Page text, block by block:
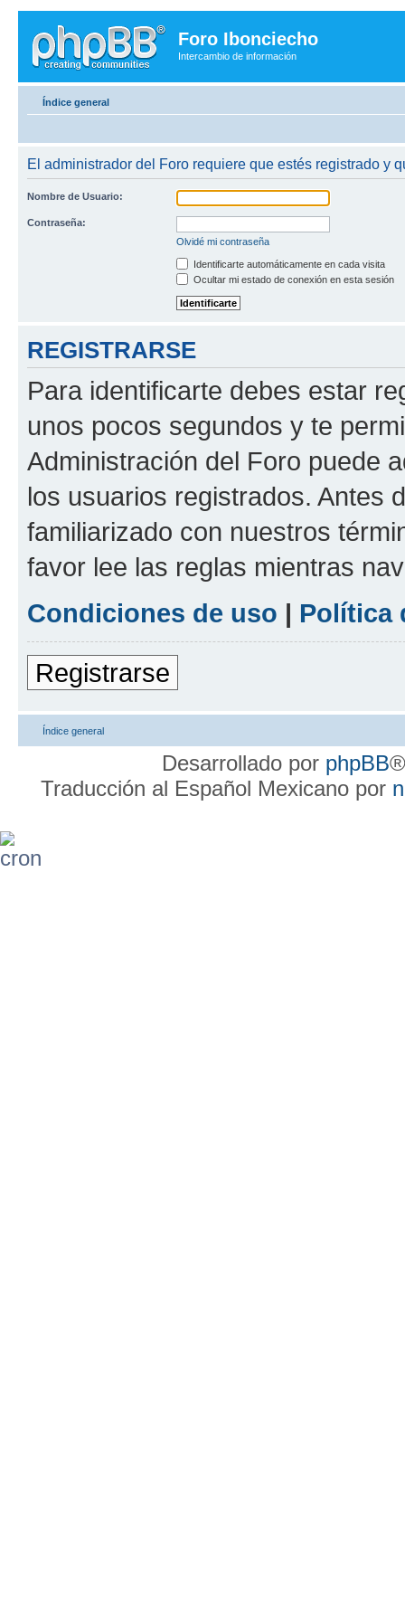
Foro Ibonciecho
Intercambio de información
Índice general
El administrador del Foro requiere que estés registrado y
Nombre de Usuario:
Contraseña:
Olvidé mi contraseña
Identificarte automáticamente en cada visita
Ocultar mi estado de conexión en esta sesión
REGISTRARSE
Para identificarte debes estar
unos pocos segundos y te
Administración del Foro puede
los usuarios registrados. Antes
familiarizado con nuestros
favor lee las reglas mientras
Condiciones de uso | Política
Registrarse
Índice general
Desarrollado por phpBB
Traducción al Español Mexicano por